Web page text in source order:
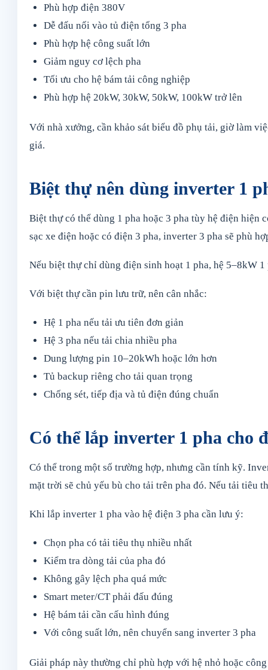
Phù hợp điện 380V
Dễ đấu nối vào tủ điện tổng 3 pha
Phù hợp hệ công suất lớn
Giảm nguy cơ lệch pha
Tối ưu cho hệ bám tải công nghiệp
Phù hợp hệ 20kW, 30kW, 50kW, 100kW trở lên
Với nhà xưởng, cần khảo sát biểu đồ phụ tải, giờ làm
giá.
Biệt thự nên dùng inverter 1
Biệt thự có thể dùng 1 pha hoặc 3 pha tùy hệ điện hiện
sạc xe điện hoặc có điện 3 pha, inverter 3 pha sẽ phù
Nếu biệt thự chỉ dùng điện sinh hoạt 1 pha, hệ 5–8kW 1
Với biệt thự cần pin lưu trữ, nên cân nhắc:
Hệ 1 pha nếu tải ưu tiên đơn giản
Hệ 3 pha nếu tải chia nhiều pha
Dung lượng pin 10–20kWh hoặc lớn hơn
Tủ backup riêng cho tải quan trọng
Chống sét, tiếp địa và tủ điện đúng chuẩn
Có thể lắp inverter 1 pha cho
Có thể trong một số trường hợp, nhưng cần tính kỹ.
mặt trời sẽ chủ yếu bù cho tải trên pha đó. Nếu tải tiêu
Khi lắp inverter 1 pha vào hệ điện 3 pha cần lưu ý:
Chọn pha có tải tiêu thụ nhiều nhất
Kiểm tra dòng tải của pha đó
Không gây lệch pha quá mức
Smart meter/CT phải đấu đúng
Hệ bám tải cần cấu hình đúng
Với công suất lớn, nên chuyển sang inverter 3 pha
Giải pháp này thường chỉ phù hợp với hệ nhỏ hoặc